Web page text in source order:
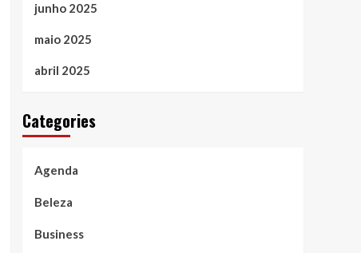
junho 2025
maio 2025
abril 2025
Categories
Agenda
Beleza
Business